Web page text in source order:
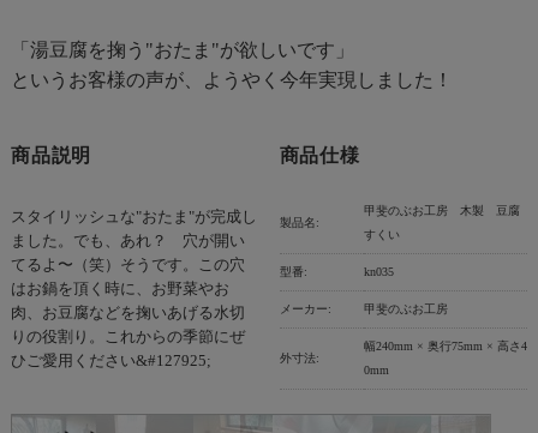
「湯豆腐を掬う"おたま"が欲しいです」
というお客様の声が、ようやく今年実現しました！
商品説明
スタイリッシュな"おたま"が完成し
ました。でも、あれ？ 穴が開い
てるよ〜（笑）そうです。この穴
はお鍋を頂く時に、お野菜やお
肉、お豆腐などを掬いあげる水切
りの役割り。これからの季節にぜ
ひご愛用ください&#127925;
商品仕様
製品名:
甲斐のぶお工房 木製 豆腐
すくい
型番: kn035
メーカー: 甲斐のぶお工房
外寸法:
幅240mm × 奥行75mm × 高さ4
0mm